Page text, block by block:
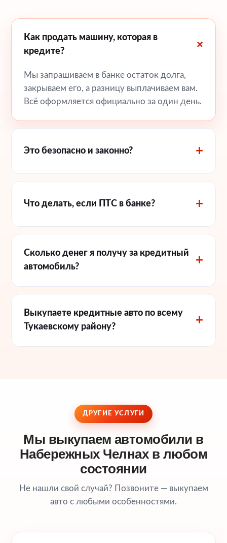
Как продать машину, которая в
кредите?
Мы запрашиваем в банке остаток долга,
закрываем его, а разницу выплачиваем вам.
Всё оформляется официально за один день.
Это безопасно и законно?
Что делать, если ПТС в банке?
Сколько денег я получу за кредитный
автомобиль?
Выкупаете кредитные авто по всему
Тукаевскому району?
ДРУГИЕ УСЛУГИ
Мы выкупаем автомобили в
Набережных Челнах в любом
состоянии
Не нашли свой случай? Позвоните — выкупаем
авто с любыми особенностями.